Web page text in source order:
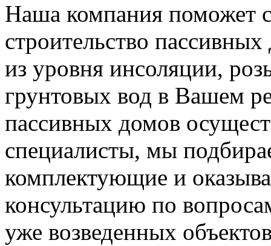
Наша компания поможет
строительство
из уровня инсоляции,
грунтовых вод в Вашем
пассивных домов
специалисты, мы
комплектующие и
консультацию по
уже возведенных